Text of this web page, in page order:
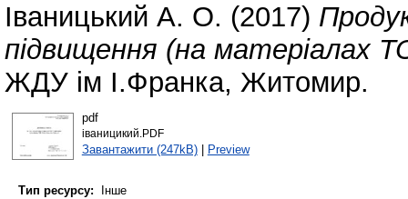
Іваницький А. О. (2017)
підвищення (на матеріалах
ЖДУ ім І.Франка, Житомир.
pdf
іваницикий.PDF
Завантажити (247kB)| Preview
Тип ресурсу:
Інше